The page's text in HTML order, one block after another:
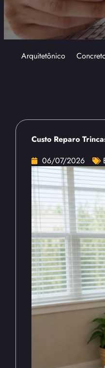
Arquitetônico
Custo Reparo
06/07/2026